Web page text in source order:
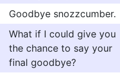
Goodbye snozzcumber.
What if I could give you
the chance to say your
final goodbye?